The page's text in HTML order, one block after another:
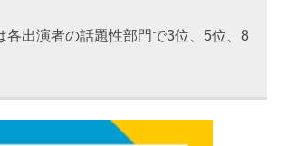
各出演者の話題性部門で3位、5位、8